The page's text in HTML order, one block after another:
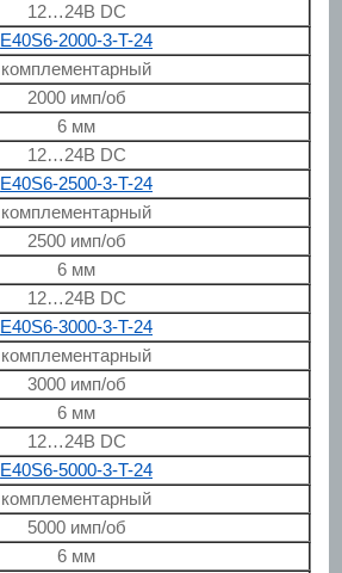
12…24В DC
E40S6-2000-3-T-24
комплементарный
2000 имп/об
6 мм
12…24В DC
E40S6-2500-3-T-24
комплементарный
2500 имп/об
6 мм
12…24В DC
E40S6-3000-3-T-24
комплементарный
3000 имп/об
6 мм
12…24В DC
E40S6-5000-3-T-24
комплементарный
5000 имп/об
6 мм